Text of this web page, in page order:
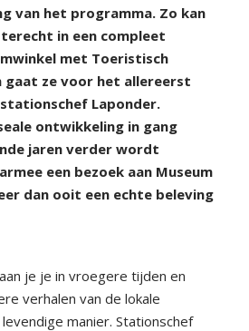
van het programma. Zo kan
in een compleet
met Toeristisch
gaat ze voor het allereerst
Laponder.
ontwikkeling in gang
jaren verder wordt
een bezoek aan Museum
dan ooit een echte beleving
je je in vroegere tijden en
verhalen van de lokale
manier. Stationschef